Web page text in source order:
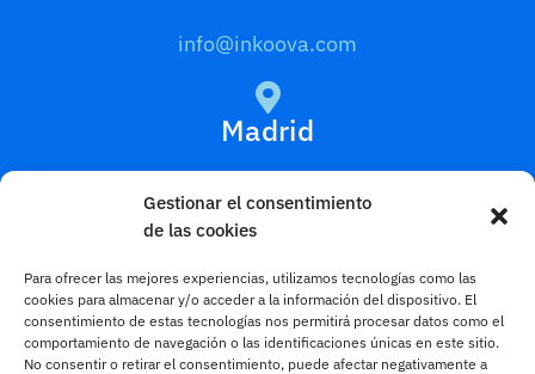
Gestionar el consentimiento
de las cookies
Para ofrecer las mejores experiencias, utilizamos tecnologías como las
cookies para almacenar y/o acceder a la información del dispositivo. El
consentimiento de estas tecnologías nos permitirá procesar datos como el
comportamiento de navegación o las identificaciones únicas en este sitio.
No consentir o retirar el consentimiento, puede afectar negativamente a
info@inkoova.com
Madrid
Aviso Legal
Accesibilidad